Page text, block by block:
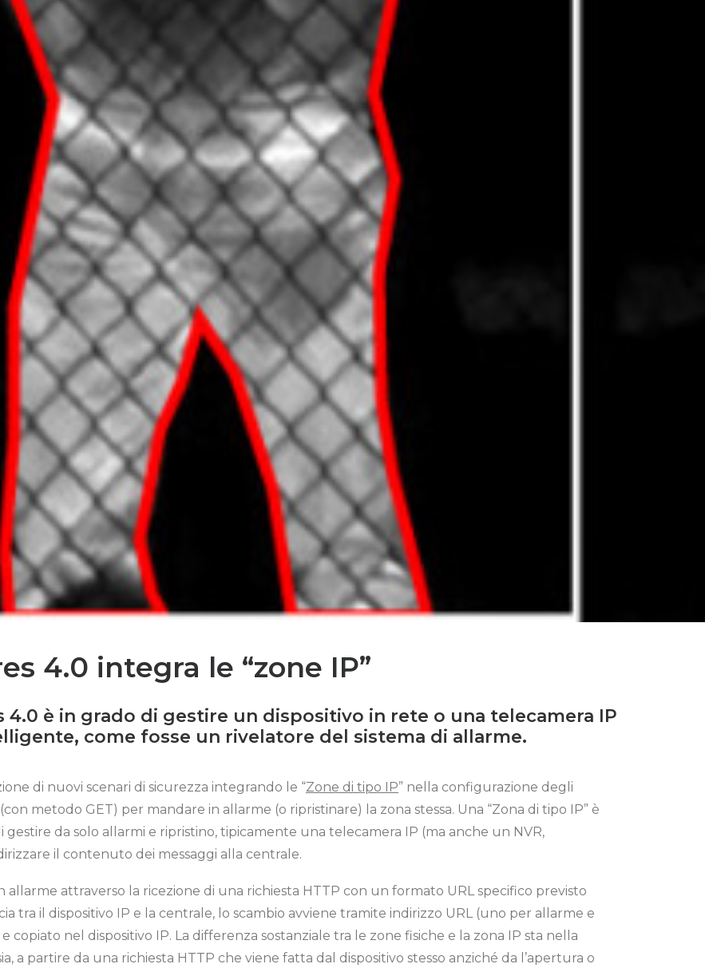
4.0 integra le “zone IP”
4.0 è in grado di gestire un dispositivo in rete o una telecamera IP
come fosse un rivelatore del sistema di allarme.
di nuovi scenari di sicurezza integrando le “Zone di tipo IP” nella configurazione degli
metodo GET) per mandare in allarme (o ripristinare) la zona stessa. Una “Zona di tipo IP” è
da solo allarmi e ripristino, tipicamente una telecamera IP (ma anche un NVR,
il contenuto dei messaggi alla centrale.
attraverso la ricezione di una richiesta HTTP con un formato URL specifico previsto
tra il dispositivo IP e la centrale, lo scambio avviene tramite indirizzo URL (uno per allarme e
copiato nel dispositivo IP. La differenza sostanziale tra le zone fisiche e la zona IP sta nella
a partire da una richiesta HTTP che viene fatta dal dispositivo stesso anziché da l’apertura o